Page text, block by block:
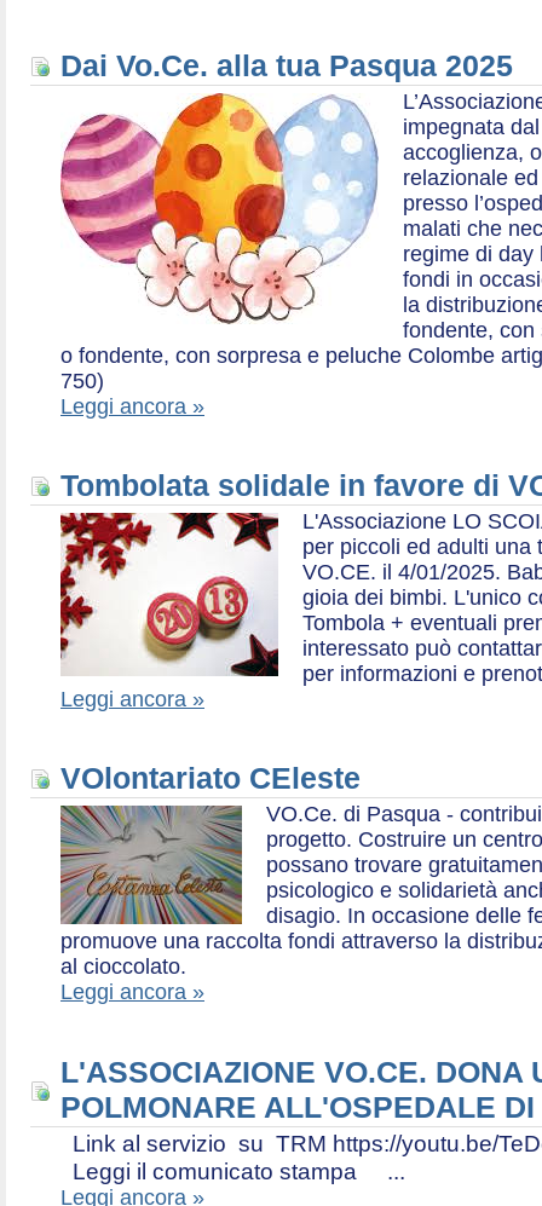
Dai Vo.Ce. alla tua Pasqua 2025
impegnata
accoglienza,
relazionale
presso
malati che
regime di day
fondi in
la
fondente, con
o fondente, con sorpresa e peluche Colombe
750)
Leggi ancora »
Tombolata solidale in favore di
L'Associazione LO
per piccoli ed adulti una
VO.CE. il 4/01/2025.
gioia dei bimbi. L'unico
Tombola + eventuali
interessato può
per informazioni e
Leggi ancora »
VOlontariato CEleste
VO.Ce. di Pasqua -
progetto. Costruire un
possano trovare
psicologico e solidarietà
disagio. In occasione delle
promuove una raccolta fondi attraverso la
al cioccolato.
Leggi ancora »
L'ASSOCIAZIONE VO.CE. DONA
POLMONARE ALL'OSPEDALE
Link al servizio su TRM https://youtu.be/
Leggi il comunicato stampa ...
Leggi ancora »